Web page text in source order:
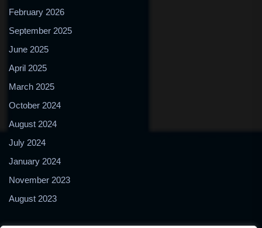
February 2026
September 2025
June 2025
April 2025
March 2025
October 2024
August 2024
July 2024
January 2024
November 2023
August 2023